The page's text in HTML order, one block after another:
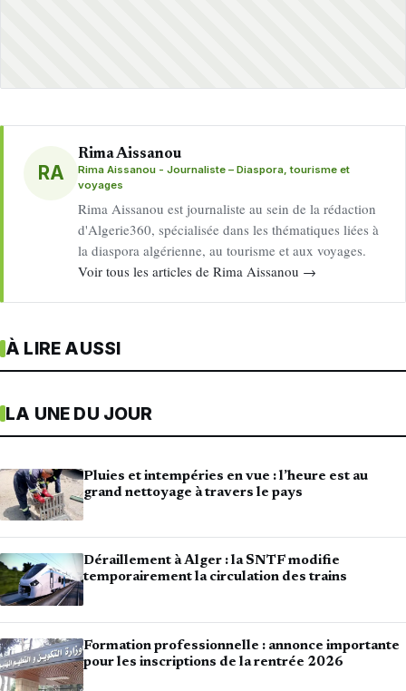
RA
Rima Aissanou
Rima Aissanou - Journaliste – Diaspora, tourisme et
voyages
Rima Aissanou est journaliste au sein de la rédaction
d'Algerie360, spécialisée dans les thématiques liées à
la diaspora algérienne, au tourisme et aux voyages.
Voir tous les articles de Rima Aissanou →
À LIRE AUSSI
LA UNE DU JOUR
Pluies et intempéries en vue : l’heure est au
grand nettoyage à travers le pays
Déraillement à Alger : la SNTF modifie
temporairement la circulation des trains
Formation professionnelle : annonce importante
pour les inscriptions de la rentrée 2026